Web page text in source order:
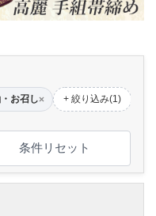
お召し× + 絞り込み(1)
条件リセット